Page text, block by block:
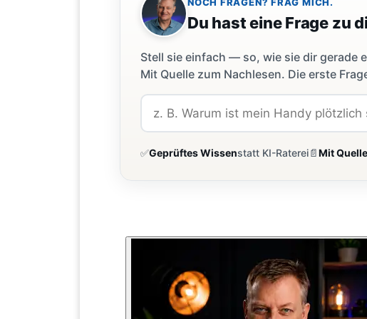
NOCH FRAGEN? FRAG MICH.
Du hast eine Frage zu
Stell sie einfach — so, wie sie dir gerade
Mit Quelle zum Nachlesen. Die erste
✅Geprüftes Wissenstatt KI-Raterei📄Mit Quelle